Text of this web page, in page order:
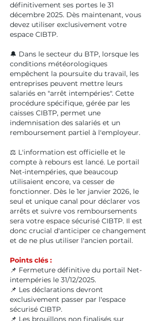
définitivement ses portes le 31
décembre 2025. Dès maintenant, vous
devez utiliser exclusivement votre
espace CIBTP.
🔔 Dans le secteur du BTP, lorsque les
conditions météorologiques
empêchent la poursuite du travail, les
entreprises peuvent mettre leurs
salariés en "arrêt intempéries". Cette
procédure spécifique, gérée par les
caisses CIBTP, permet une
indemnisation des salariés et un
remboursement partiel à l'employeur.
⚖️ L'information est officielle et le
compte à rebours est lancé. Le portail
Net-intempéries, que beaucoup
utilisaient encore, va cesser de
fonctionner. Dès le 1er janvier 2026, le
seul et unique canal pour déclarer vos
arrêts et suivre vos remboursements
sera votre espace sécurisé CIBTP. Il est
donc crucial d'anticiper ce changement
et de ne plus utiliser l'ancien portail.
Points clés :
📌 Fermeture définitive du portail Net-
intempéries le 31/12/2025.
📌 Les déclarations devront
exclusivement passer par l'espace
sécurisé CIBTP.
📌 Les brouillons non finalisés sur